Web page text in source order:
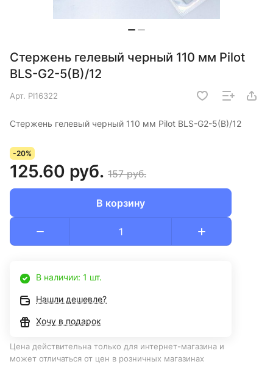
Стержень гелевый черный 110 мм Pilot
BLS-G2-5(B)/12
Арт. PI16322
Стержень гелевый черный 110 мм Pilot BLS-G2-5(B)/12
-20%
125.60 руб. 157 руб.
В корзину
В наличии: 1 шт.
Нашли дешевле?
Хочу в подарок
Цена действительна только для интернет-магазина и
может отличаться от цен в розничных магазинах